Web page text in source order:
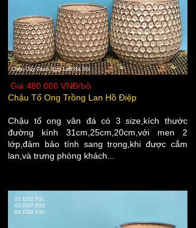
Giá:480.000 VNĐ/bộ
Chậu Tổ Ong Trồng Lan Hồ Điệp
Chậu tổ ong vân đá có 3 size,kích thước
đường kính 31cm,25cm,20cm,với men 2
lớp,đảm bảo tính sang trọng,khi được cắm
lan,và trưng phòng khách...